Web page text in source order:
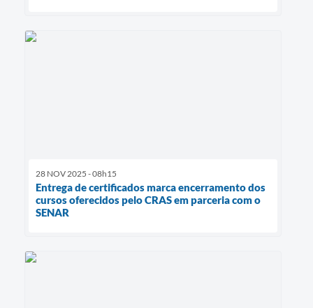
28 NOV 2025 - 08h15
Entrega de certificados marca encerramento dos
cursos oferecidos pelo CRAS em parceria com o
SENAR